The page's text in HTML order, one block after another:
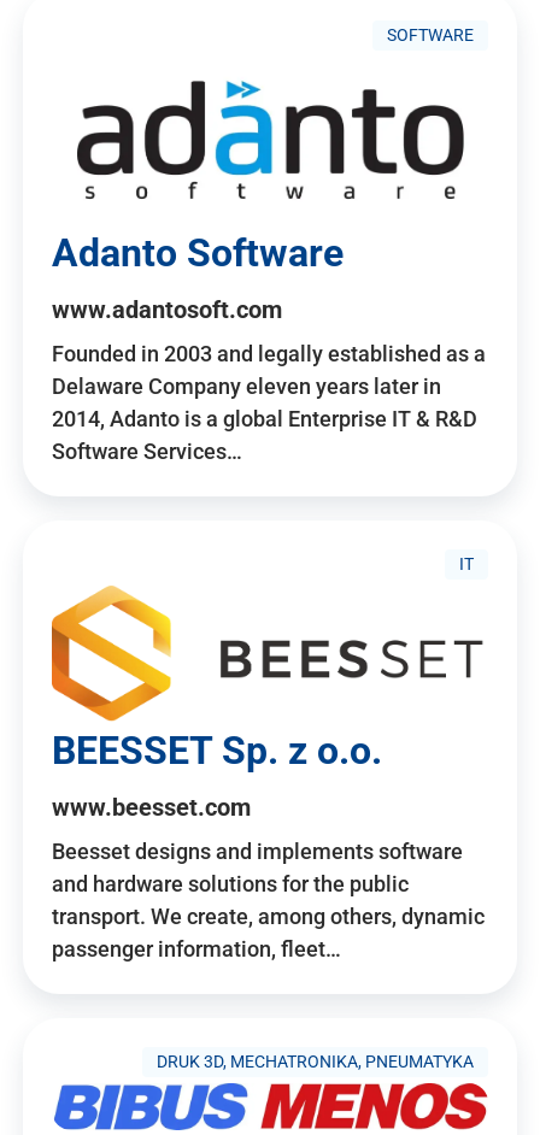
SOFTWARE
Adanto Software
www.adantosoft.com
Founded in 2003 and legally established as a
Delaware Company eleven years later in
2014, Adanto is a global Enterprise IT & R&D
Software Services…
IT
BEESSET Sp. z o.o.
www.beesset.com
Beesset designs and implements software
and hardware solutions for the public
transport. We create, among others, dynamic
passenger information, fleet…
DRUK 3D, MECHATRONIKA, PNEUMATYKA